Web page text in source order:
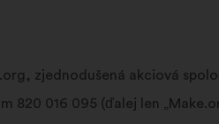
zjednodušená akciová
820 016 095 (ďalej len